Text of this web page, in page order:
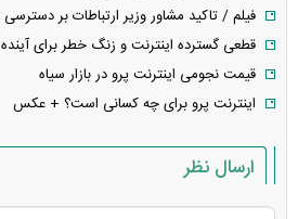
فیلم / تاکید مشاور وزیر ارتباطات بر دسترسی
قطعی گسترده اینترنت و زنگ خطر برای
قیمت نجومی اینترنت پرو در بازار سیاه
اینترنت پرو برای چه کسانی است؟ + عکس
ارسال نظر